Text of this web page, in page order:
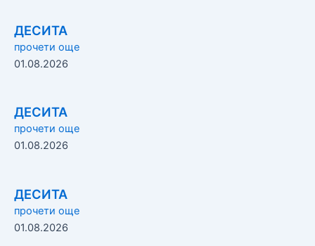
ДЕСИТА
прочети още
01.08.2026
ДЕСИТА
прочети още
01.08.2026
ДЕСИТА
прочети още
01.08.2026